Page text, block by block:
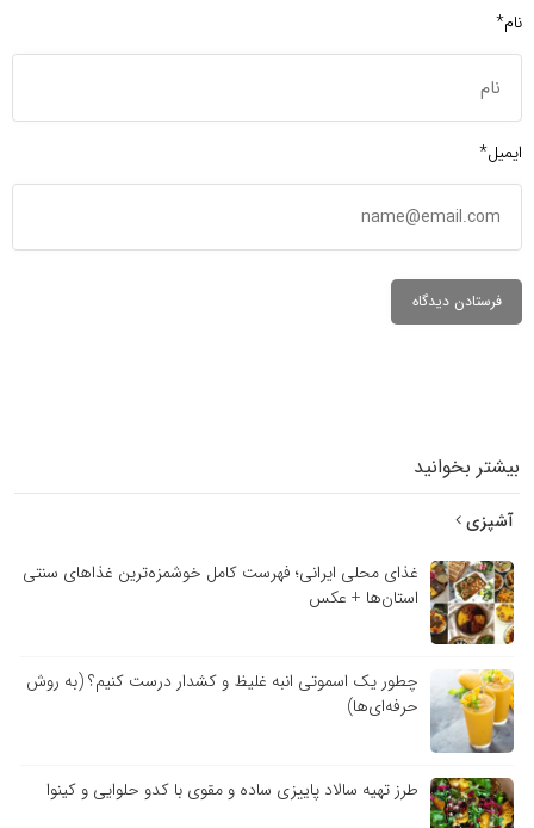
نام*
ایمیل*
بیشتر بخوانید
آشپزی
غذای محلی ایرانی؛ فهرست کامل خوشمزه‌ترین غذاهای سنتی
استان‌ها + عکس
چطور یک اسموتی انبه غلیظ و کشدار درست کنیم؟ (به روش
حرفه‌ای‌ها)
طرز تهیه سالاد پاییزی ساده و مقوی با کدو حلوایی و کینوا